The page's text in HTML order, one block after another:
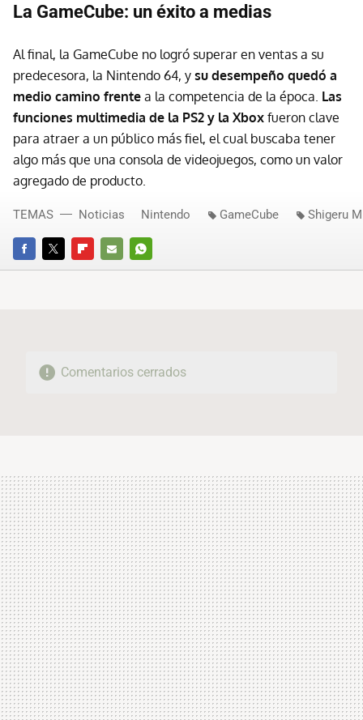
La GameCube: un éxito a medias
Al final, la GameCube no logró superar en ventas a su
predecesora, la Nintendo 64, y su desempeño quedó a
medio camino frente a la competencia de la época. Las
funciones multimedia de la PS2 y la Xbox fueron clave
para atraer a un público más fiel, el cual buscaba tener
algo más que una consola de videojuegos, como un valor
agregado de producto.
FACEBOOKTWITTERFLIPBOARD
E-
WHATSAPP
TEMAS Noticias Nintendo GameCube Shigeru
Comentarios cerrados